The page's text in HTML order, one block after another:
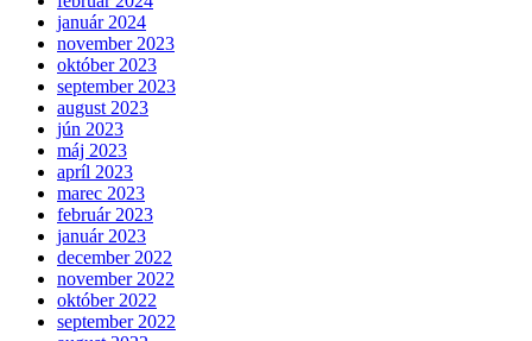
január 2024
november 2023
október 2023
september 2023
august 2023
jún 2023
máj 2023
apríl 2023
marec 2023
február 2023
január 2023
december 2022
november 2022
október 2022
september 2022